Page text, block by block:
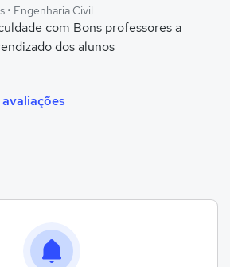
• Engenharia Civil
com Bons professores a
dos alunos